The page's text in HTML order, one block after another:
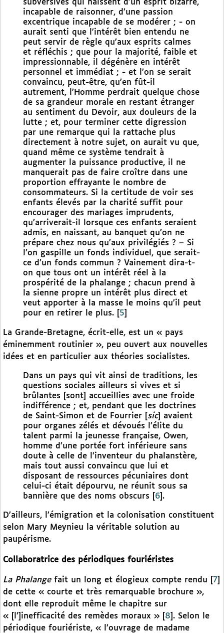
subversives qui naissent d’un esprit bizarre,
incapable de raisonner, d’une passion
excentrique incapable de se modérer ; - on
aurait senti que l’intérêt bien entendu ne
peut servir de règle qu’aux esprits calmes
et réfléchis ; que pour la majorité, faible et
impressionnable, il dégénère en intérêt
personnel et immédiat ; - et l’on se serait
convaincu, peut-être, qu’en fût-il
autrement, l’Homme perdrait quelque chose
de sa grandeur morale en restant étranger
au sentiment du Devoir, aux douleurs de la
lutte ; et, pour terminer cette digression
par une remarque qui la rattache plus
directement à notre sujet, on aurait vu que,
quand même ce système tendrait à
augmenter la puissance productive, il ne
manquerait pas de faire croître dans une
proportion effrayante le nombre de
consommateurs. Si la certitude de voir ses
enfants élevés par la charité suffit pour
encourager des mariages imprudents,
qu’arriverait-il lorsque ces enfants seraient
admis, en naissant, au banquet qu’on ne
prépare chez nous qu’aux privilégiés ? – Si
l’on gaspille un fonds individuel, que serait-
ce d’un fonds commun ? Vainement dira-t-
on que tous ont un intérêt réel à la
prospérité de la phalange ; chacun prend à
la sienne propre un intérêt plus direct et
veut apporter à la masse le moins qu’il peut
pour en retirer le plus.
5
La Grande-Bretagne, écrit-elle, est un « pays
éminemment routinier », peu ouvert aux nouvelles
idées et en particulier aux théories socialistes.
Dans un pays qui vit ainsi de traditions, les
questions sociales ailleurs si vives et si
brûlantes [sont] accueillies avec une froide
indifférence ; et, pendant que les doctrines
de Saint-Simon et de Fourrier [ sic] avaient
pour organes zélés et dévoués l’élite du
talent parmi la jeunesse française, Owen,
homme d’une portée fort inférieure sans
doute à celle de l’inventeur du phalanstère,
mais tout aussi convaincu que lui et
disposant de ressources pécuniaires dont
celui-ci était dépourvu, ne réunit sous sa
bannière que des noms obscurs
6 .
D’ailleurs, l’émigration et la colonisation constituent
selon Mary Meynieu la véritable solution au
paupérisme.
Collaboratrice des périodiques fouriéristes
La Phalangefait un long et élogieux compte rendu 7
de cette « courte et très remarquable brochure »,
dont elle reproduit même le chapitre sur
« [l’]inefficacité des remèdes moraux »
8 . Selon le
périodique fouriériste, « l’ouvrage de madame